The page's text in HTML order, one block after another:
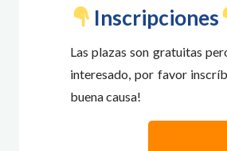
​Inscripciones
Las plazas son gratuitas
interesado, por favor
buena causa!